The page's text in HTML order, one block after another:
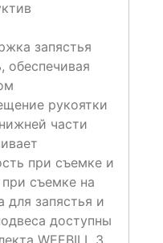
запястья
обеспечивая
рукоятки
части
при съемке и
съемке на
для запястья и
доступны
WEEBILL 3